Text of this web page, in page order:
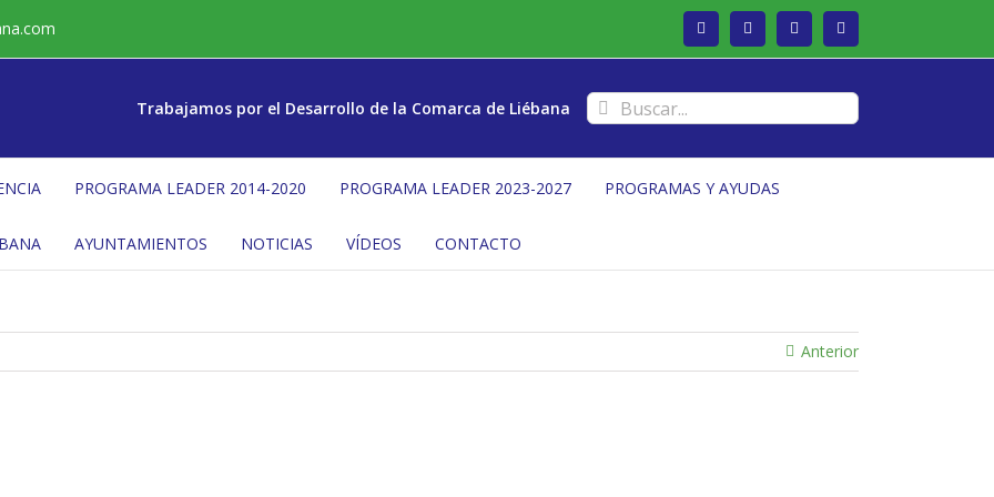
Facebook Twitter Instagram
Trabajamos por el Desarrollo de la Comarca de Liébana Buscar:
PROGRAMA LEADER 2014-2020 PROGRAMA LEADER 2023-2027 PROGRAMAS Y AYUDAS
AYUNTAMIENTOS NOTICIAS VÍDEOS CONTACTO
Anterior